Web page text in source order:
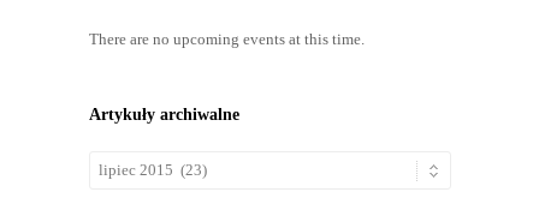
There are no upcoming events at this time.
Artykuły archiwalne
Artykuły